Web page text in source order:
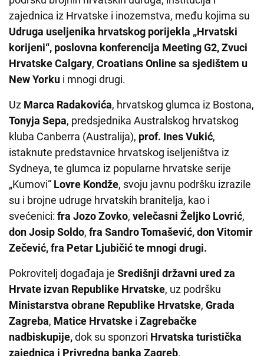
zajednica iz Hrvatske i inozemstva, među kojima su
Udruga useljenika hrvatskog porijekla „Hrvatski
korijeni“, poslovna konferencija Meeting G2, Zvuci
Hrvatske Calgary, Croatians Online sa sjedištem u
New Yorku i mnogi drugi.
Uz Marca Radakovića, hrvatskog glumca iz Bostona,
Tonyja Sepa, predsjednika Australskog hrvatskog
kluba Canberra (Australija), prof. Ines Vukić,
istaknute predstavnice hrvatskog iseljeništva iz
Sydneya, te glumca iz popularne hrvatske serije
„Kumovi“ Lovre Kondže, svoju javnu podršku izrazile
su i brojne udruge hrvatskih branitelja, kao i
svećenici: fra Jozo Zovko, velečasni Željko Lovrić,
don Josip Soldo, fra Sandro Tomašević, don Vitomir
Zečević, fra Petar Ljubičić te mnogi drugi.
Pokrovitelj događaja je Središnji državni ured za
Hrvate izvan Republike Hrvatske, uz podršku
Ministarstva obrane Republike Hrvatske, Grada
Zagreba, Matice Hrvatske i Zagrebačke
nadbiskupije,dok su sponzori Hrvatska turistička
zajednica i Privredna banka Zagreb.